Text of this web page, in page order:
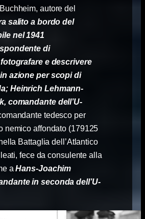
autore del
salito a bordo del
nel 1941
di
e descrivere
azione per scopi di
Heinrich Lehmann-
comandante dell’U-
tedesco per
nemico affondato (179125
Battaglia dell’Atlantico
fece da consulente alla
aHans-Joachim
in seconda dell’U-